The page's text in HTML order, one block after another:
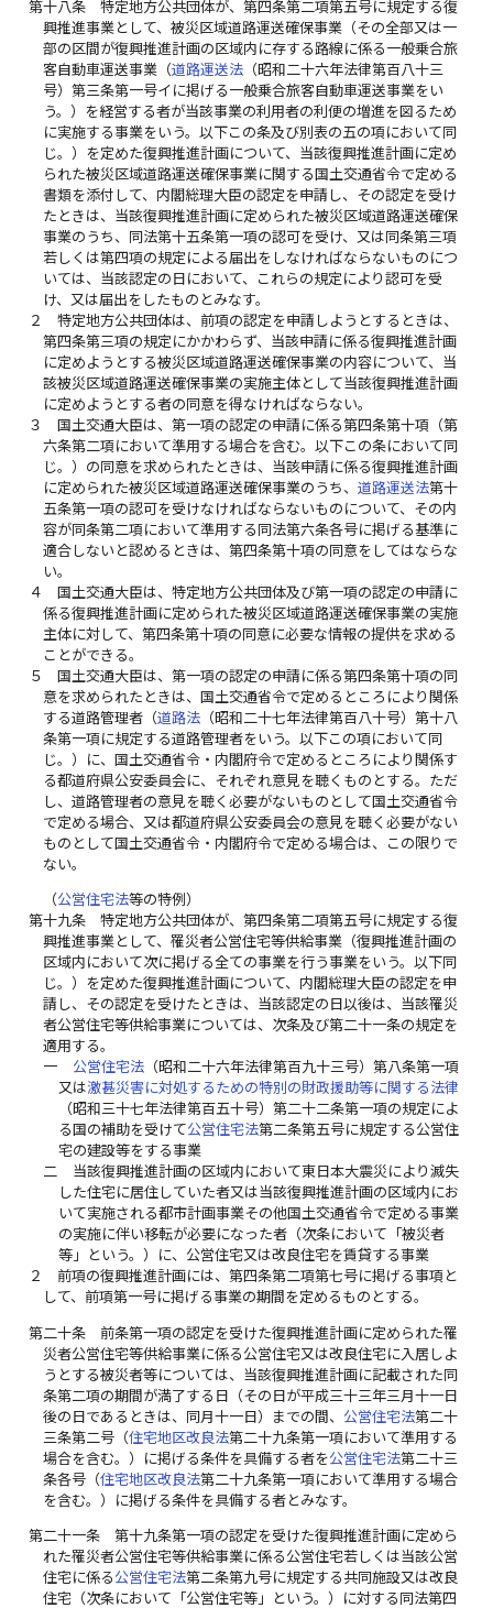
第十八条
特定地方公共団体が、第四条第二項第五号に規定する復
興推進事業として、被災区域道路運送確保事業（その全部又は一
部の区間が復興推進計画の区域内に存する路線に係る一般乗合旅
客自動車運送事業（道路運送法 （昭和二十六年法律第百八十三
号）第三条第一号イに掲げる一般乗合旅客自動車運送事業をい
う。）を経営する者が当該事業の利用者の利便の増進を図るため
に実施する事業をいう。以下この条及び別表の五の項において同
じ。）を定めた復興推進計画について、当該復興推進計画に定め
られた被災区域道路運送確保事業に関する国土交通省令で定める
書類を添付して、内閣総理大臣の認定を申請し、その認定を受け
たときは、当該復興推進計画に定められた被災区域道路運送確保
事業のうち、同法第十五条第一項の認可を受け、又は同条第三項
若しくは第四項の規定による届出をしなければならないものにつ
いては、当該認定の日において、これらの規定により認可を受
け、又は届出をしたものとみなす。
２
特定地方公共団体は、前項の認定を申請しようとするときは、
第四条第三項の規定にかかわらず、当該申請に係る復興推進計画
に定めようとする被災区域道路運送確保事業の内容について、当
該被災区域道路運送確保事業の実施主体として当該復興推進計画
に定めようとする者の同意を得なければならない。
３
国土交通大臣は、第一項の認定の申請に係る第四条第十項（第
六条第二項において準用する場合を含む。以下この条において同
じ。）の同意を求められたときは、当該申請に係る復興推進計画
に定められた被災区域道路運送確保事業のうち、道路運送法第十
五条第一項の認可を受けなければならないものについて、その内
容が同条第二項において準用する同法第六条各号に掲げる基準に
適合しないと認めるときは、第四条第十項の同意をしてはならな
い。
４
国土交通大臣は、特定地方公共団体及び第一項の認定の申請に
係る復興推進計画に定められた被災区域道路運送確保事業の実施
主体に対して、第四条第十項の同意に必要な情報の提供を求める
ことができる。
５
国土交通大臣は、第一項の認定の申請に係る第四条第十項の同
意を求められたときは、国土交通省令で定めるところにより関係
する道路管理者（道路法 （昭和二十七年法律第百八十号）第十八
条第一項に規定する道路管理者をいう。以下この項において同
じ。）に、国土交通省令・内閣府令で定めるところにより関係す
る都道府県公安委員会に、それぞれ意見を聴くものとする。ただ
し、道路管理者の意見を聴く必要がないものとして国土交通省令
で定める場合、又は都道府県公安委員会の意見を聴く必要がない
ものとして国土交通省令・内閣府令で定める場合は、この限りで
ない。
（公営住宅法等の特例）
第十九条
特定地方公共団体が、第四条第二項第五号に規定する復
興推進事業として、罹災者公営住宅等供給事業（復興推進計画の
区域内において次に掲げる全ての事業を行う事業をいう。以下同
じ。）を定めた復興推進計画について、内閣総理大臣の認定を申
請し、その認定を受けたときは、当該認定の日以後は、当該罹災
者公営住宅等供給事業については、次条及び第二十一条の規定を
適用する。
一
公営住宅法（昭和二十六年法律第百九十三号）第八条第一項
又は激甚災害に対処するための特別の財政援助等に関する法律
（昭和三十七年法律第百五十号）第二十二条第一項の規定によ
る国の補助を受けて公営住宅法第二条第五号に規定する公営住
宅の建設等をする事業
二
当該復興推進計画の区域内において東日本大震災により滅失
した住宅に居住していた者又は当該復興推進計画の区域内にお
いて実施される都市計画事業その他国土交通省令で定める事業
の実施に伴い移転が必要になった者（次条において「被災者
等」という。）に、公営住宅又は改良住宅を賃貸する事業
２
前項の復興推進計画には、第四条第二項第七号に掲げる事項と
して、前項第一号に掲げる事業の期間を定めるものとする。
第二十条
前条第一項の認定を受けた復興推進計画に定められた罹
災者公営住宅等供給事業に係る公営住宅又は改良住宅に入居しよ
うとする被災者等については、当該復興推進計画に記載された同
条第二項の期間が満了する日（その日が平成三十三年三月十一日
後の日であるときは、同月十一日）までの間、 公営住宅法第二十
三条第二号（住宅地区改良法第二十九条第一項において準用する
場合を含む。）に掲げる条件を具備する者を公営住宅法第二十三
条各号（住宅地区改良法第二十九条第一項において準用する場合
を含む。）に掲げる条件を具備する者とみなす。
第二十一条
第十九条第一項の認定を受けた復興推進計画に定めら
れた罹災者公営住宅等供給事業に係る公営住宅若しくは当該公営
住宅に係る公営住宅法第二条第九号に規定する共同施設又は改良
住宅（次条において「公営住宅等」という。）に対する同法第四